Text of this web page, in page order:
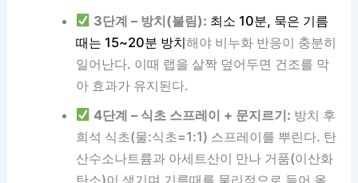
3단계 – 방치(불림): 최소 10분, 묵은 기름
때는 15~20분 방치해야 비누화 반응이 충분히
일어난다. 이때 랩을 살짝 덮어두면 건조를 막
아 효과가 유지된다.
4단계 – 식초 스프레이 + 문지르기: 방치 후
희석 식초(물:식초=1:1) 스프레이를 뿌린다. 탄
산수소나트륨과 아세트산이 만나 거품(이산화
탄소)이 생기며 기름때를 물리적으로 들어 올